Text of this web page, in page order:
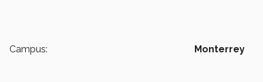
Campus: Monterrey